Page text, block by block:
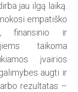
jau ilgą laiką.
empatiško
finansinio ir
taikoma
įvairios
augti ir
rezultatas –